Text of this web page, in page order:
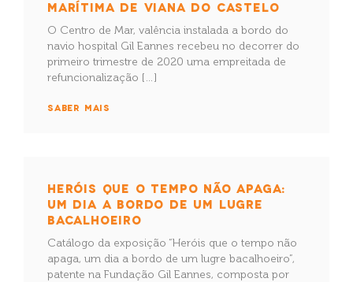
MARÍTIMA DE VIANA DO CASTELO
O Centro de Mar, valência instalada a bordo do
navio hospital Gil Eannes recebeu no decorrer do
primeiro trimestre de 2020 uma empreitada de
refuncionalização […]
SABER MAIS
HERÓIS QUE O TEMPO NÃO APAGA:
UM DIA A BORDO DE UM LUGRE
BACALHOEIRO
Catálogo da exposição “Heróis que o tempo não
apaga, um dia a bordo de um lugre bacalhoeiro”,
patente na Fundação Gil Eannes, composta por